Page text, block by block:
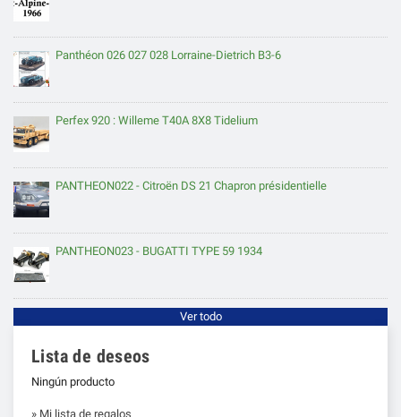
Panthéon 026 027 028 Lorraine-Dietrich B3-6
Perfex 920 : Willeme T40A 8X8 Tidelium
PANTHEON022 - Citroën DS 21 Chapron présidentielle
PANTHEON023 - BUGATTI TYPE 59 1934
Ver todo
Lista de deseos
Ningún producto
» Mi lista de regalos